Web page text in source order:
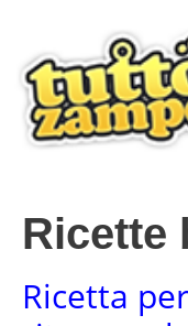
contenuto
Ricette
Ricetta